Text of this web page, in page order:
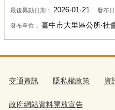
最後異動日期： 2026-01-21 發布日
發布單位： 臺中市大里區公所‧社
交通資訊 隱私權政策 資
政府網站資料開放宣告